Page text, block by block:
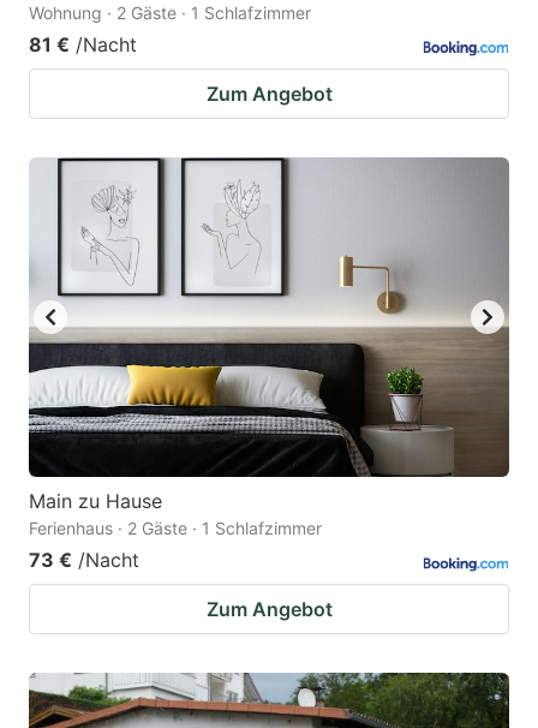
Wohnung · 2 Gäste · 1 Schlafzimmer
81 € /Nacht
Zum Angebot
Main zu Hause
Ferienhaus · 2 Gäste · 1 Schlafzimmer
73 € /Nacht
Zum Angebot